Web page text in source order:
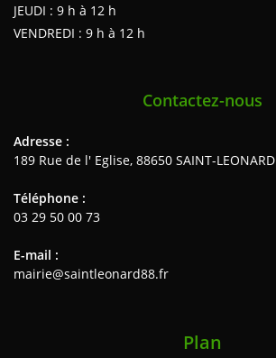
JEUDI : 9 h à 12 h
VENDREDI : 9 h à 12 h
Contactez-nous
Adresse :
189 Rue de l' Eglise, 88650 SAINT-LEONARD
Téléphone :
03 29 50 00 73
E-mail :
mairie@saintleonard88.fr
Plan